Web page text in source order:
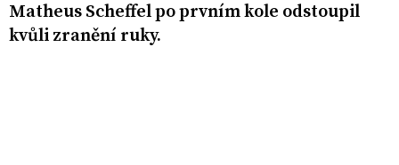
Matheus Scheffel po prvním kole odstoupil
kvůli zranění ruky.